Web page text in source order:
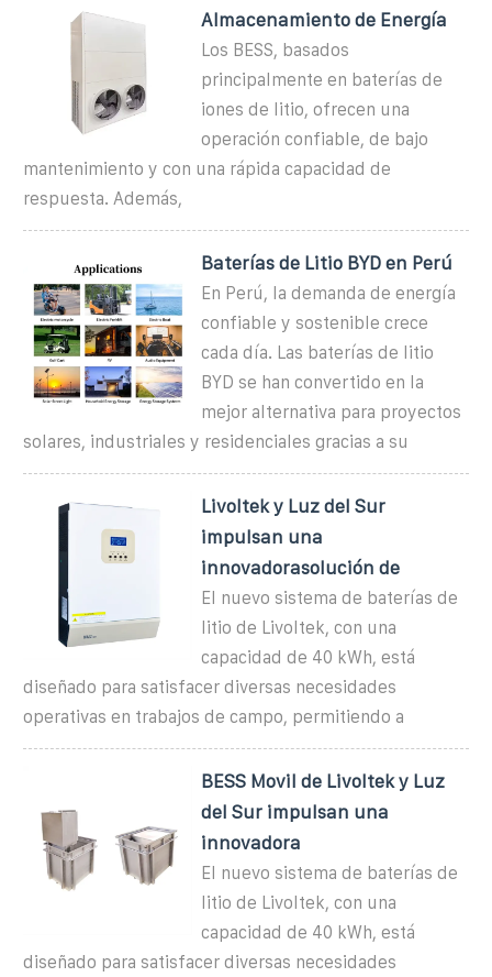
Almacenamiento de Energía
Los BESS, basados
principalmente en baterías de
iones de litio, ofrecen una
operación confiable, de bajo
mantenimiento y con una rápida capacidad de
respuesta. Además,
Baterías de Litio BYD en Perú
En Perú, la demanda de energía
confiable y sostenible crece
cada día. Las baterías de litio
BYD se han convertido en la
mejor alternativa para proyectos
solares, industriales y residenciales gracias a su
Livoltek y Luz del Sur
impulsan una
innovadorasolución de
El nuevo sistema de baterías de
litio de Livoltek, con una
capacidad de 40 kWh, está
diseñado para satisfacer diversas necesidades
operativas en trabajos de campo, permitiendo a
BESS Movil de Livoltek y Luz
del Sur impulsan una
innovadora
El nuevo sistema de baterías de
litio de Livoltek, con una
capacidad de 40 kWh, está
diseñado para satisfacer diversas necesidades